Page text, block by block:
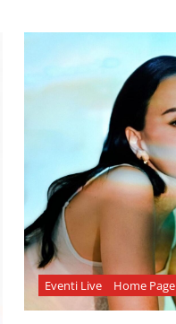
Eventi Live Home Page